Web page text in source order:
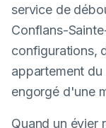
service de
Conflans-
configurations,
appartement
engorgé d'une
Quand un évier